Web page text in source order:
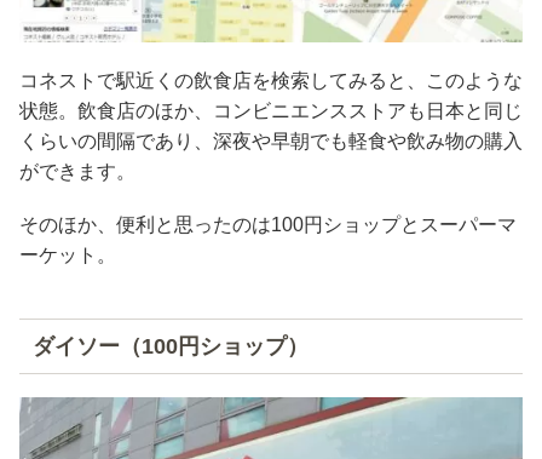
コネストで駅近くの飲食店を検索してみると、このような
状態。飲食店のほか、コンビニエンスストアも日本と同じ
くらいの間隔であり、深夜や早朝でも軽食や飲み物の購入
ができます。
そのほか、便利と思ったのは100円ショップとスーパーマ
ーケット。
ダイソー（100円ショップ）